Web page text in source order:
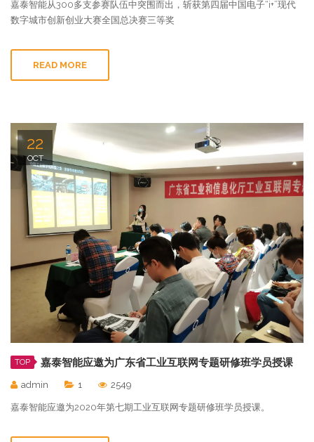
嘉泰智能从300多支参赛队伍中突围而出，斩获第四届中国电子“i+”现代
数字城市创新创业大赛全国总决赛三等奖
READ MORE
22
OCT
TOP 嘉泰智能应邀为广东省工业互联网专题研修班学员授课
admin 1 2549
嘉泰智能应邀为2020年第七期工业互联网专题研修班学员授课。